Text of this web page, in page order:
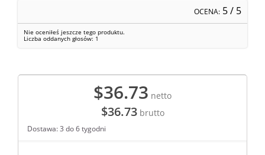
OCENA: 5/ 5
Nie oceniłeś jeszcze tego produktu.
Liczba oddanych głosów: 1
$36.73 netto
$36.73brutto
Dostawa: 3 do 6 tygodni